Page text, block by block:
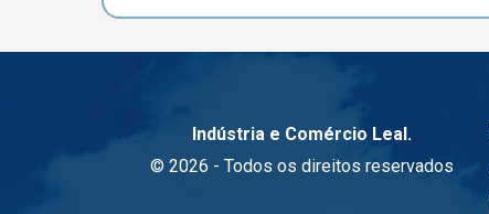
Indústria e Comércio Leal.
© 2026 - Todos os direitos reservados